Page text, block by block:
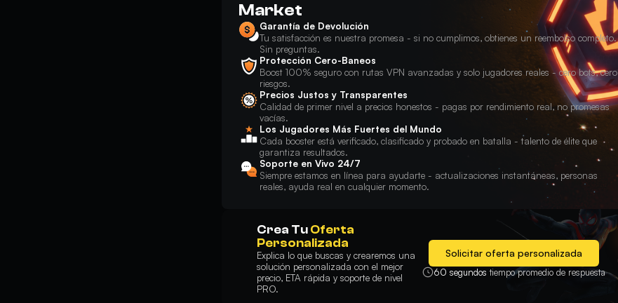
Market
Garantía de Devolución
Tu satisfacción es nuestra promesa - si no cumplimos, obtienes un reembolso completo.
Sin preguntas.
Protección Cero-Baneos
Boost 100% seguro con rutas VPN avanzadas y solo jugadores reales - cero bots, cero
riesgos.
Precios Justos y Transparentes
Calidad de primer nivel a precios honestos - pagas por rendimiento real, no promesas
vacías.
Los Jugadores Más Fuertes del Mundo
Cada booster está verificado, clasificado y probado en batalla - talento de élite que
garantiza resultados.
Soporte en Vivo 24/7
Siempre estamos en línea para ayudarte - actualizaciones instantáneas, personas
reales, ayuda real en cualquier momento.
Crea Tu Oferta
Personalizada
Explica lo que buscas y crearemos una
solución personalizada con el mejor
precio, ETA rápida y soporte de nivel
PRO.
Solicitar oferta personalizada
60 segundostiempo promedio de respuesta